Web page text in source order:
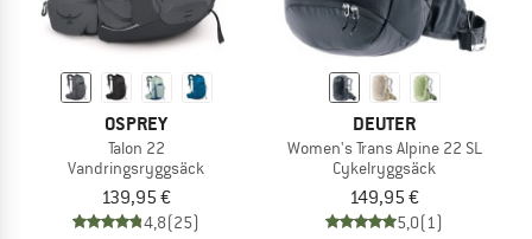
OSPREY
Talon 22
Vandringsryggsäck
139,95 €
4,8(25)
DEUTER
Women's Trans Alpine 22 SL
Cykelryggsäck
149,95 €
5,0(1)